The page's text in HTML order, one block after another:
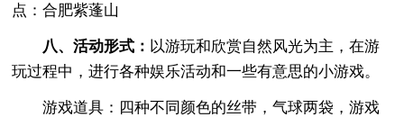
点：合肥紫蓬山
八、活动形式： 以游玩和欣赏自然风光为主，在游
玩过程中，进行各种娱乐活动和一些有意思的小游戏。
游戏道具：四种不同颜色的丝带，气球两袋，游戏